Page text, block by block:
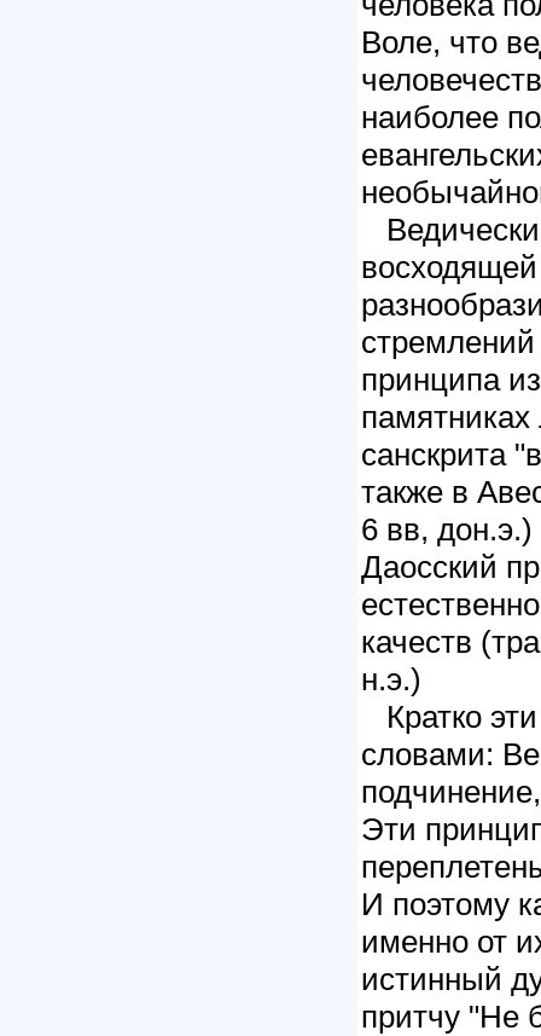
Воле, что
наиболее
принципа
памятниках
санскрита
также в
6 вв, дон.э.)
Даосский
качеств
н.э.)
Кратко
словами:
Эти
И поэтому
именно от
истинный
притчу "Не